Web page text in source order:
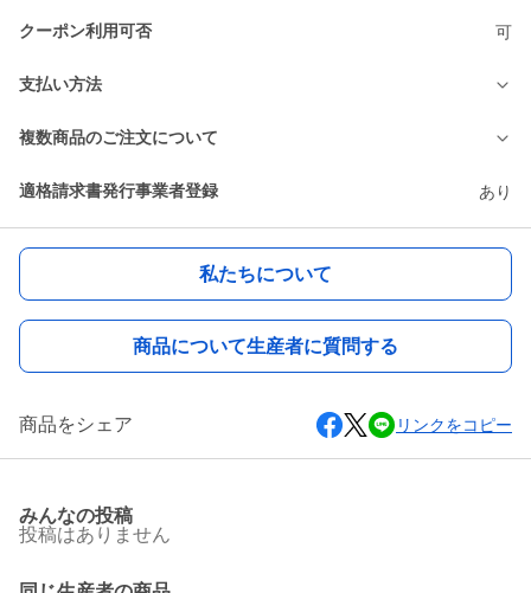
クーポン利用可否 可
支払い方法
複数商品のご注文について
適格請求書発行事業者登録 あり
私たちについて
商品について生産者に質問する
商品をシェア リンクをコピー
みんなの投稿
投稿はありません